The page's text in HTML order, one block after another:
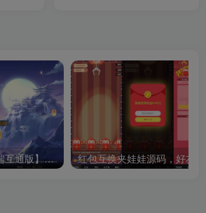
【新白娘子传奇三端互通版】经典Q萌剧情回合手游-打包Linux服务端源码视频架设教程-永久本地注册-新版多功能GM授权网页后台-苹果IOS安卓PC电脑三端版本！